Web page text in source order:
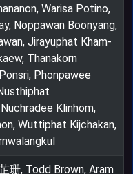
Warisa Potino,
Noppawan Boonyang,
Jirayuphat Kham-
Thanakorn
Phonpawee
Klinhom,
Wuttiphat Kijchakan,
珊, Todd Brown, Aram